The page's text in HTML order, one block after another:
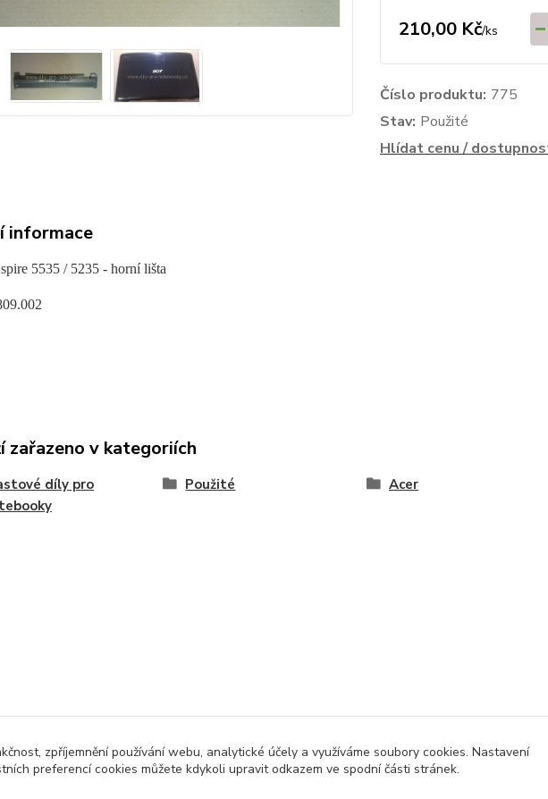
210,00 Kč/ks
Číslo produktu: 775
Stav: Použité
Hlídat cenu /
informace
5535 / 5235- horní lišta
zařazeno v kategoriích
díly pro
Použité Acer
zpříjemnění používání webu, analytické účely a využíváme soubory cookies. Nastavení
preferencí cookies můžete kdykoli upravit odkazem ve spodní části stránek.